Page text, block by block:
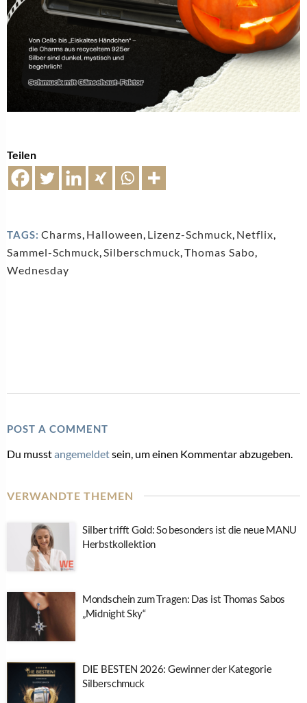
Teilen
TAGS: Charms, Halloween, Lizenz-Schmuck, Netflix,
Sammel-Schmuck,Silberschmuck,Thomas Sabo,
Wednesday
POST A COMMENT
Du musstangemeldetsein, um einen Kommentar abzugeben.
VERWANDTE THEMEN
Silber trifft Gold: So besonders ist die neue MANU
Herbstkollektion
Mondschein zum Tragen: Das ist Thomas Sabos
„Midnight Sky“
DIE BESTEN 2026: Gewinner der Kategorie
Silberschmuck